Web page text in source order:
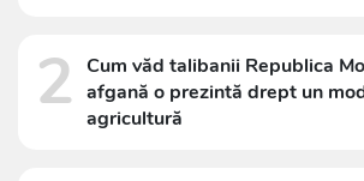
2 Cum văd talibanii Republica
afgană o prezintă drept un
agricultură